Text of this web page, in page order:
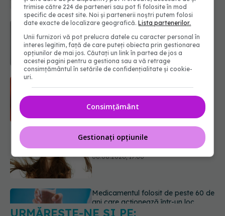
Microplasticele pot traversa bariera
placentară și modifica hormonii
08.08.2026, 18:00
păr. Tot mai multe femei îl adoră
Medicamentul folosit de peste 60 de
neașteptat
Transpirații nocturne: semnul ignorat
care poate ascunde probleme
serioase de sănătate
URMĂREȘTE-NE ȘI PE:
trimise către 224 de parteneri sau pot fi folosite în mod
specific de acest site. Noi și partenerii noștri putem folosi
date exacte de localizare geografică.Lista partenerilor.
Unii furnizori vă pot prelucra datele cu caracter personal în
interes legitim, față de care puteți obiecta prin gestionarea
opțiunilor de mai jos. Căutați un link în partea de jos a
acestei pagini pentru a gestiona sau a vă retrage
consimțământul în setările de confidențialitate și cookie-
uri.
Consimțământ
Gestionați opțiunile